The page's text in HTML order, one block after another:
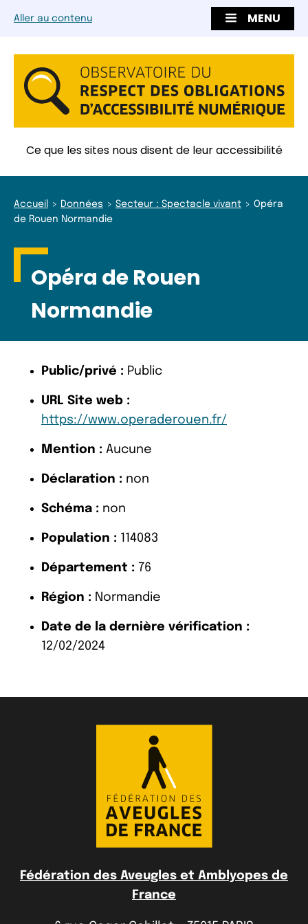
Aller au contenu MENU
Ce que les sites nous disent de leur accessibilité
Accueil Données Secteur : Spectacle vivant
Opéra
de Rouen Normandie
Opéra de Rouen
Normandie
Public/privé : Public
URL Site web :
https://www.operaderouen.fr/
Mention : Aucune
Déclaration : non
Schéma : non
Population : 114083
Département : 76
Région : Normandie
Date de la dernière vérification :
12/02/2024
Fédération des Aveugles et Amblyopes de
France